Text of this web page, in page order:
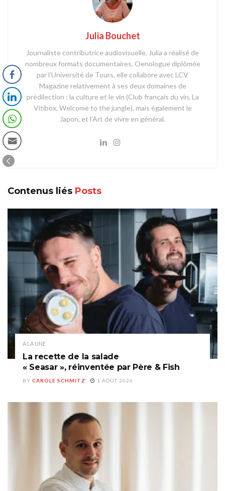
Julia Bouchet
Journaliste contributrice audiovisuelle, Julia a réalisé de
nombreux formats documentaires. Oenologue diplômée
par l’Université de Tours, elle collabore avec LCV
Magazine relativement à ses deux domaines de
prédilection : la culture et le vin (Club français du vin, La
Vitibox, Welcome to the jungle), mais également le
Japon, et l’Art de vivre en général.
Contenus liés Posts
A LA UNE
La recette de la salade
« Seasar », réinventée par Père & Fish
BY CAROLE SCHMITZ 1 AOÛT 2026